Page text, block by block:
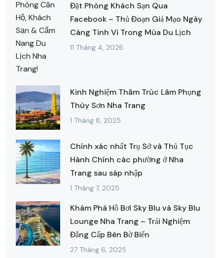
Đặt Phòng Khách Sạn Qua
Facebook – Thủ Đoạn Giả Mạo Ngày
Càng Tinh Vi Trong Mùa Du Lịch
11 Tháng 4, 2026
Kinh Nghiệm Thăm Trúc Lâm Phụng
Thùy Sơn Nha Trang
1 Tháng 8, 2025
Chính xác nhất Trụ Sở và Thủ Tục
Hành Chính các phường ở Nha
Trang sau sáp nhập
1 Tháng 7, 2025
Khám Phá Hồ Bơi Sky Blu và Sky Blu
Lounge Nha Trang – Trải Nghiệm
Đẳng Cấp Bên Bờ Biển
27 Tháng 6, 2025